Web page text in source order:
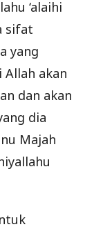
‘alaihi
sifat
yang
Allah akan
dan akan
dia
Majah